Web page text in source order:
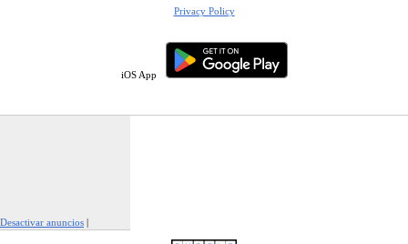
Privacy Policy
iOS App
Desactivar anuncios |